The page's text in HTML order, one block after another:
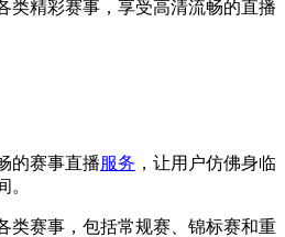
类精彩赛事，享受高清流畅的直播
的赛事直播服务 ，让用户仿佛身临
。
类赛事，包括常规赛、锦标赛和重